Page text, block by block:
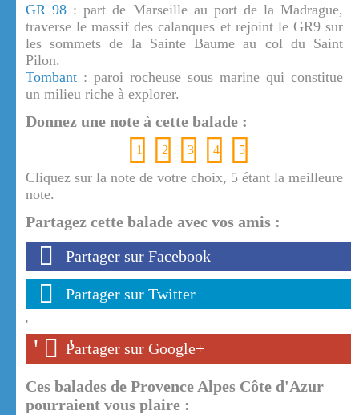
GR 98 : part de Marseille au port de la Madrague,
traverse le massif des calanques et rejoint le GR9 sur
les sommets de la Sainte Baume au col du Saint
Pilon.
Tombant : paroi rocheuse sous marine qui constitue
un milieu riche à explorer.
Donnez une note à cette balade :
1 2 3 4 5
Cliquez sur la note de votre choix, 5 étant la meilleure
note.
Partagez cette balade avec vos amis :
Partager sur Facebook
Partager sur Twitter
'
' '
Partager sur Google+
Ces balades de Provence Alpes Côte d'Azur
pourraient vous plaire :